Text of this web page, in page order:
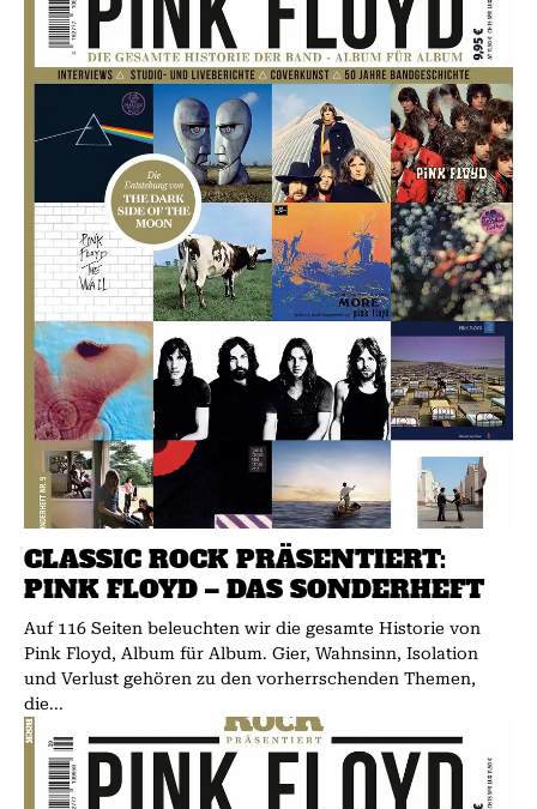
CLASSIC ROCK PRÄSENTIERT:
PINK FLOYD – DAS SONDERHEFT
Auf 116 Seiten beleuchten wir die gesamte Historie von
Pink Floyd, Album für Album. Gier, Wahnsinn, Isolation
und Verlust gehören zu den vorherrschenden Themen,
die...